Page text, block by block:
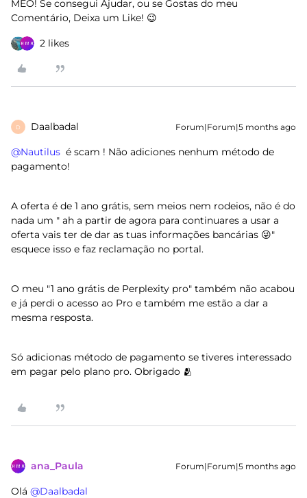
MEO! Se consegui Ajudar, ou se Gostas do meu
Comentário, Deixa um Like! 😉
2 likes
D Daalbadal Forum|Forum|5 months ago
@Nautilus é scam ! Não adiciones nenhum método de
pagamento!
A oferta é de 1 ano grátis, sem meios nem rodeios, não é do
nada um " ah a partir de agora para continuares a usar a
oferta vais ter de dar as tuas informações bancárias 😜"
esquece isso e faz reclamação no portal.
O meu "1 ano grátis de Perplexity pro" também não acabou
e já perdi o acesso ao Pro e também me estão a dar a
mesma resposta.
Só adicionas método de pagamento se tiveres interessado
em pagar pelo plano pro. Obrigado 🫂
ana_Paula Forum|Forum|5 months ago
Olá ​ @Daalbadal